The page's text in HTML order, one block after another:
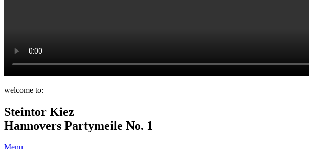
welcome to:
Steintor Kiez
Hannovers Partymeile No. 1
Menu